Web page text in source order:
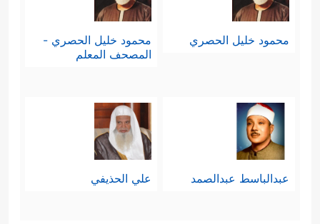
محمود خليل الحصري
محمود خليل الحصري -
المصحف المعلم
عبدالباسط عبدالصمد علي الحذيفي